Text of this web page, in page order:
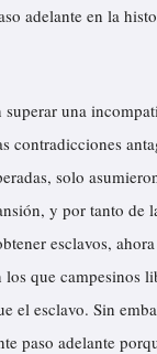
adelante en la
una
contradicciones
solo
y por tanto de
esclavos,
que campesinos
el esclavo. Sin
paso adelante